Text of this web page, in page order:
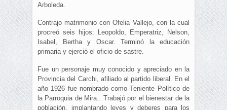
Arboleda.
Contrajo matrimonio con Ofelia Vallejo, con la cual
procreó seis hijos: Leopoldo, Emperatriz, Nelson,
Isabel, Bertha y Oscar. Terminó la educación
primaria y ejerció el oficio de sastre.
Fue un personaje muy conocido y apreciado en la
Provincia del Carchi, afiliado al partido liberal. En el
año 1926 fue nombrado como Teniente Político de
la Parroquia de Mira.. Trabajó por el bienestar de la
población, implantando leyes y deberes para los